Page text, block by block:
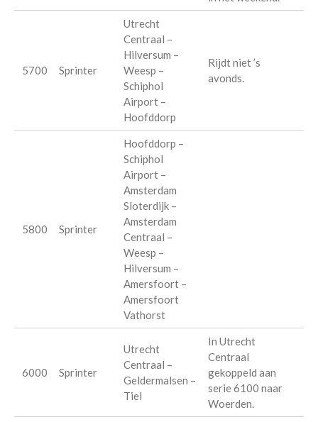
5700 Sprinter
Utrecht
Centraal –
Hilversum –
Weesp –
Schiphol
Airport –
Hoofddorp
Rijdt niet ’s
avonds.
5800 Sprinter
Hoofddorp –
Schiphol
Airport –
Amsterdam
Sloterdijk –
Amsterdam
Centraal –
Weesp –
Hilversum –
Amersfoort –
Amersfoort
Vathorst
6000 Sprinter
Utrecht
Centraal –
Geldermalsen –
Tiel
In Utrecht
Centraal
gekoppeld aan
serie 6100 naar
Woerden.